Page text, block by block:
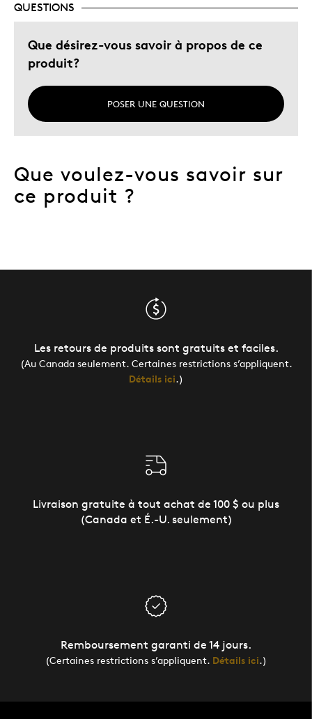
QUESTIONS
Que désirez-vous savoir à propos de ce
produit?
POSER UNE QUESTION
Que voulez-vous savoir sur
ce produit ?
Les retours de produits sont gratuits et faciles.
(Au Canada seulement. Certaines restrictions s’appliquent.
Détails ici.)
Livraison gratuite à tout achat de 100 $ ou plus
(Canada et É.-U. seulement)
Remboursement garanti de 14 jours.
(Certaines restrictions s’appliquent. Détails ici.)